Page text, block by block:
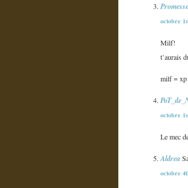
octobre
Milf!
t’aurais
milf = xp
octobre
Le mec
Aldrea
octobre